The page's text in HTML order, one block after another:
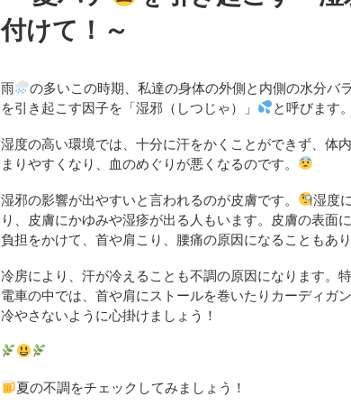
付けて！～
雨
の多いこの時期、私達の身体の外側と内側の水分バ
を引き起こす因子を「湿邪（しつじゃ）」
と呼びます。
湿度の高い環境では、十分に汗をかくことができず、体
まりやすくなり、血のめぐりが悪くなるのです。
湿邪の影響が出やすいと言われるのが皮膚です。
湿度
り、皮膚にかゆみや湿疹が出る人もいます。皮膚の表面
負担をかけて、首や肩こり、腰痛の原因になることもあり
冷房により、汗が冷えることも不調の原因になります。
電車の中では、首や肩にストールを巻いたりカーディガ
冷やさないように心掛けましょう！
夏の不調をチェックしてみましょう！